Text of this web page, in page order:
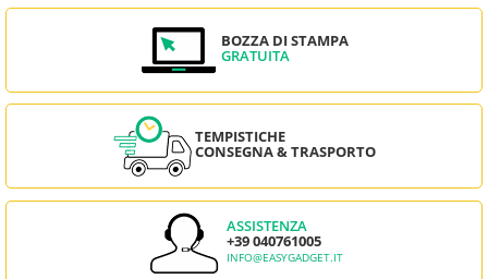
BOZZA DI STAMPA
GRATUITA
TEMPISTICHE
CONSEGNA & TRASPORTO
ASSISTENZA
+39 040761005
INFO@EASYGADGET.IT